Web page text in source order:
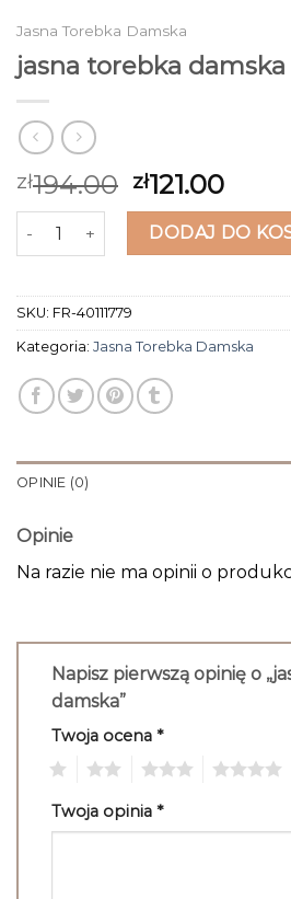
Jasna Torebka Damska
jasna torebka damska
zł194.00 zł121.00
ilość jasna torebka damska
DODAJ DO
SKU: FR-40111779
Kategoria: Jasna Torebka Damska
OPINIE (0)
Opinie
Na razie nie ma opinii o
Napisz pierwszą opinię o
damska”
Twoja ocena *
Twoja opinia *